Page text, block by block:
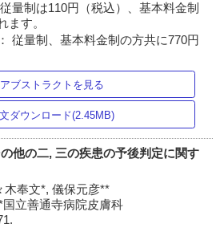
量制は110円（税込）、基本料金制
ます。
従量制、基本料金制の方共に770円
アブストラクトを見る
ダウンロード(2.45MB)
他の二, 三の疾患の予後判定に関す
木奉文*, 儀保元彦**
立善通寺病院皮膚科